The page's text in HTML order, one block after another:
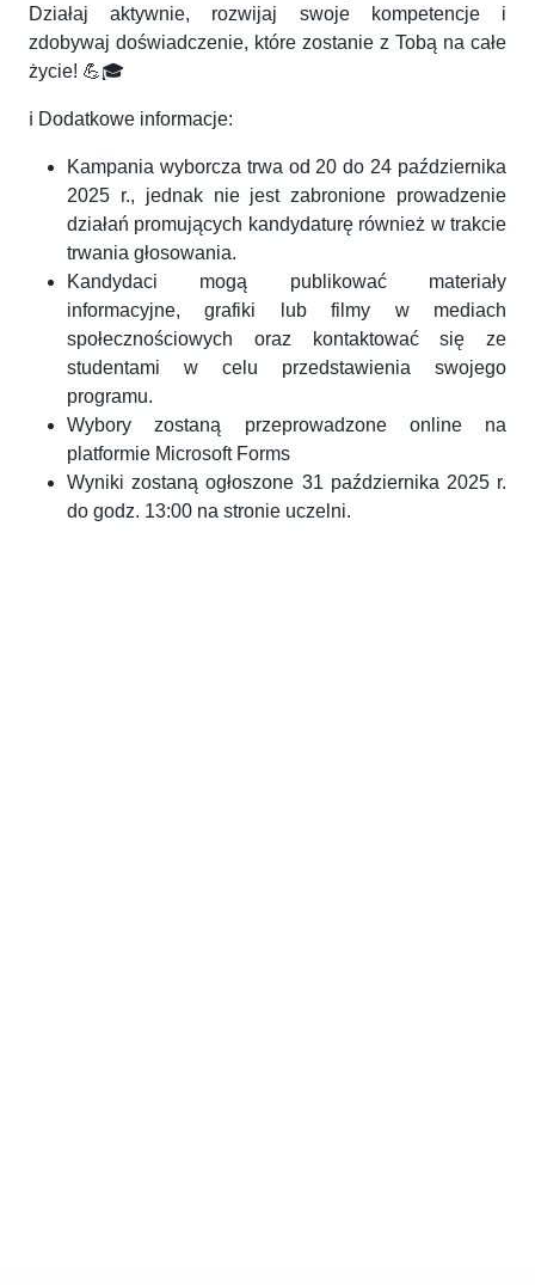
Działaj aktywnie, rozwijaj swoje kompetencje i
zdobywaj doświadczenie, które zostanie z Tobą na całe
życie! 💪🎓
ℹ️ Dodatkowe informacje:
Kampania wyborcza trwa od 20 do 24 października
2025 r., jednak nie jest zabronione prowadzenie
działań promujących kandydaturę również w trakcie
trwania głosowania.
Kandydaci mogą publikować materiały
informacyjne, grafiki lub filmy w mediach
społecznościowych oraz kontaktować się ze
studentami w celu przedstawienia swojego
programu.
Wybory zostaną przeprowadzone online na
platformie Microsoft Forms
Wyniki zostaną ogłoszone 31 października 2025 r.
do godz. 13:00 na stronie uczelni.